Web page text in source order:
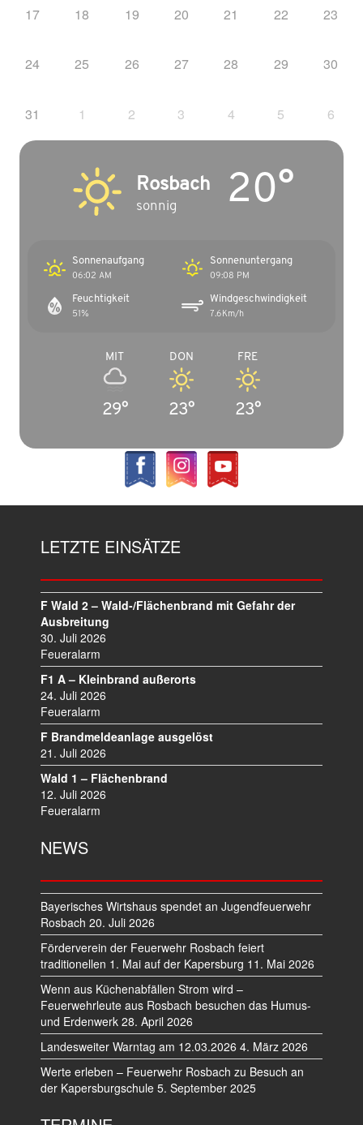
17 18 19 20 21 22 23
24 25 26 27 28 29 30
31 1 2 3 4 5 6
Rosbach
sonnig 20°
Sonnenaufgang
06:02 AM
Sonnenuntergang
09:08 PM
Feuchtigkeit
51%
Windgeschwindigkeit
7.6Km/h
MIT
29°
DON
23°
FRE
23°
LETZTE EINSÄTZE
F Wald 2 – Wald-/Flächenbrand mit Gefahr der
Ausbreitung
30. Juli 2026
Feueralarm
F1 A – Kleinbrand außerorts
24. Juli 2026
Feueralarm
F Brandmeldeanlage ausgelöst
21. Juli 2026
Wald 1 – Flächenbrand
12. Juli 2026
Feueralarm
NEWS
Bayerisches Wirtshaus spendet an Jugendfeuerwehr
Rosbach 20. Juli 2026
Förderverein der Feuerwehr Rosbach feiert
traditionellen 1. Mai auf der Kapersburg 11. Mai 2026
Wenn aus Küchenabfällen Strom wird –
Feuerwehrleute aus Rosbach besuchen das Humus-
und Erdenwerk 28. April 2026
Landesweiter Warntag am 12.03.2026 4. März 2026
Werte erleben – Feuerwehr Rosbach zu Besuch an
der Kapersburgschule 5. September 2025